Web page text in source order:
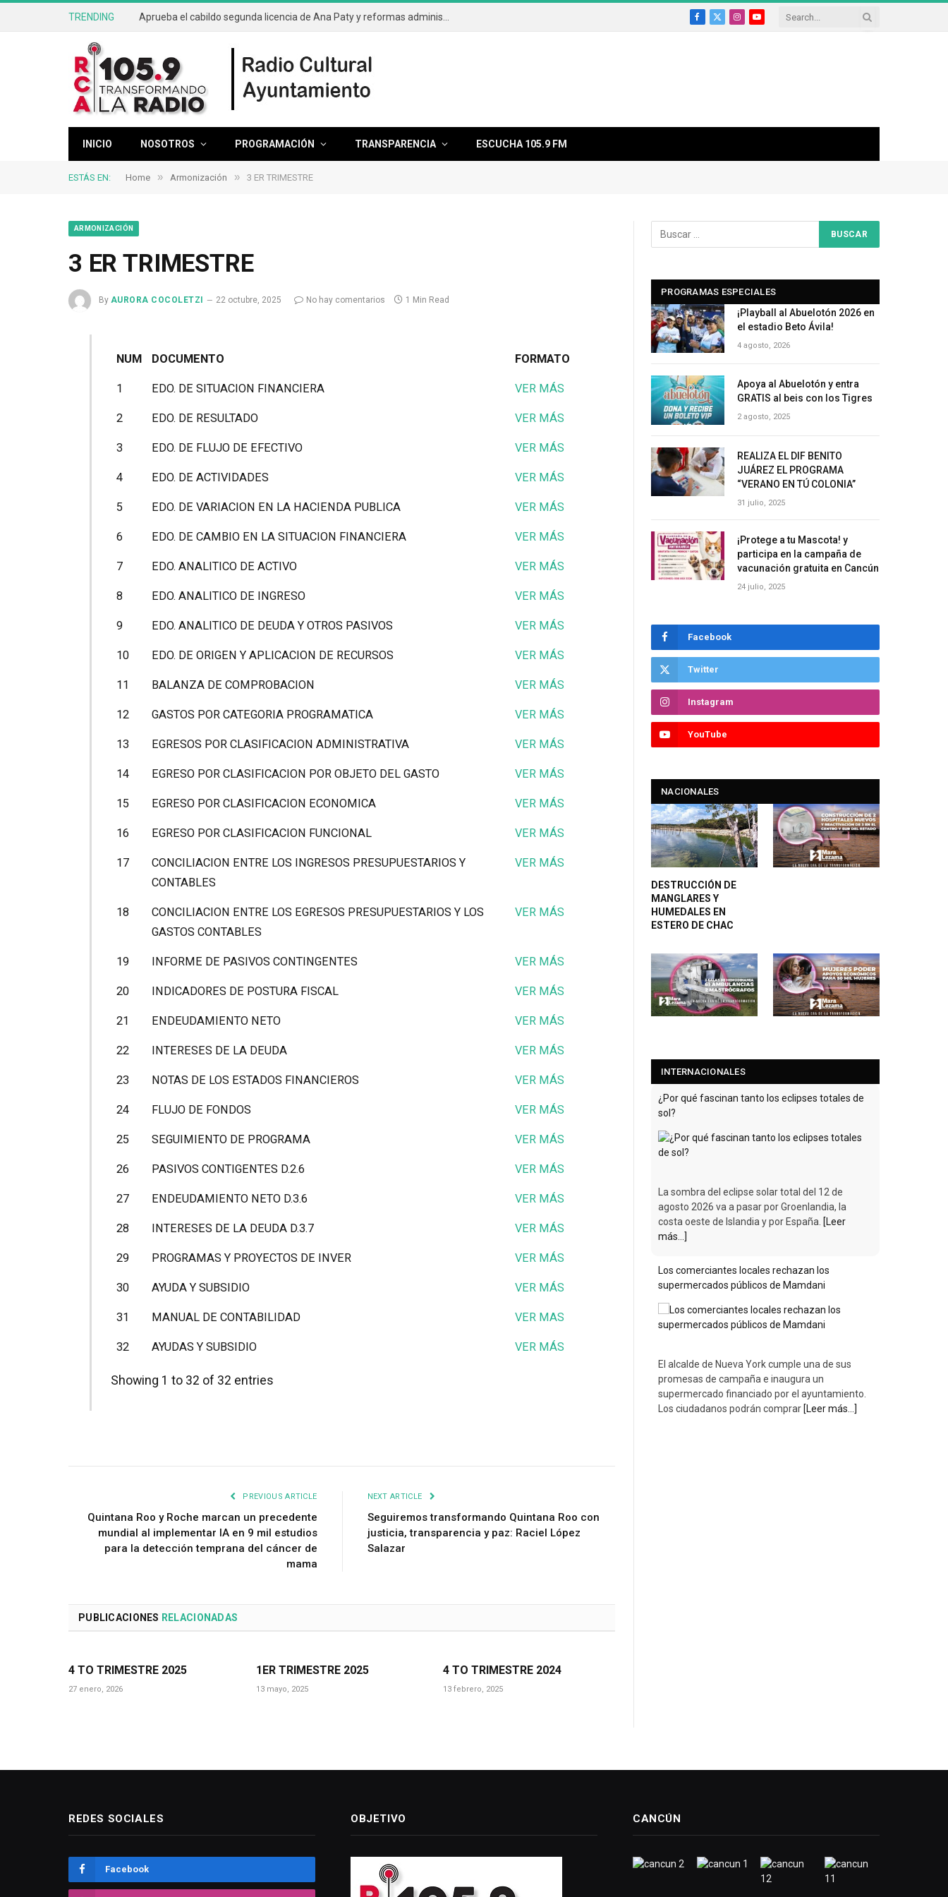
TRENDING
Facebook
X
InstagramYouTube
INICIO NOSOTROS PROGRAMACIÓN TRANSPARENCIA ESCUCHA 105.9 FM
ESTÁS EN: Home » Armonización » 3 ER TRIMESTRE
ARMONIZACIÓN
3 ER TRIMESTRE
By AURORA COCOLETZI 22 octubre, 2025 No hay comentarios 1 Min Read
NUM DOCUMENTO FORMATO
1 EDO. DE SITUACION FINANCIERA VER MÁS
2 EDO. DE RESULTADO VER MÁS
3 EDO. DE FLUJO DE EFECTIVO VER MÁS
4 EDO. DE ACTIVIDADES VER MÁS
5 EDO. DE VARIACION EN LA HACIENDA PUBLICA VER MÁS
6 EDO. DE CAMBIO EN LA SITUACION FINANCIERA VER MÁS
7 EDO. ANALITICO DE ACTIVO VER MÁS
8 EDO. ANALITICO DE INGRESO VER MÁS
9 EDO. ANALITICO DE DEUDA Y OTROS PASIVOS VER MÁS
10 EDO. DE ORIGEN Y APLICACION DE RECURSOS VER MÁS
11 BALANZA DE COMPROBACION VER MÁS
12 GASTOS POR CATEGORIA PROGRAMATICA VER MÁS
13 EGRESOS POR CLASIFICACION ADMINISTRATIVA VER MÁS
14 EGRESO POR CLASIFICACION POR OBJETO DEL GASTO VER MÁS
15 EGRESO POR CLASIFICACION ECONOMICA VER MÁS
16 EGRESO POR CLASIFICACION FUNCIONAL VER MÁS
17
CONCILIACION ENTRE LOS INGRESOS PRESUPUESTARIOS Y
CONTABLES
VER MÁS
18
CONCILIACION ENTRE LOS EGRESOS PRESUPUESTARIOS Y LOS
GASTOS CONTABLES
VER MÁS
19 INFORME DE PASIVOS CONTINGENTES VER MÁS
20 INDICADORES DE POSTURA FISCAL VER MÁS
21 ENDEUDAMIENTO NETO VER MÁS
22 INTERESES DE LA DEUDA VER MÁS
23 NOTAS DE LOS ESTADOS FINANCIEROS VER MÁS
24 FLUJO DE FONDOS VER MÁS
25 SEGUIMIENTO DE PROGRAMA VER MÁS
26 PASIVOS CONTIGENTES D.2.6 VER MÁS
27 ENDEUDAMIENTO NETO D.3.6 VER MÁS
28 INTERESES DE LA DEUDA D.3.7 VER MÁS
29 PROGRAMAS Y PROYECTOS DE INVER VER MÁS
30 AYUDA Y SUBSIDIO VER MÁS
31 MANUAL DE CONTABILIDAD VER MAS
32 AYUDAS Y SUBSIDIO VER MÁS
Showing 1 to 32 of 32 entries
PREVIOUS ARTICLE
Quintana Roo y Roche marcan un precedente
mundial al implementar IA en 9 mil estudios
para la detección temprana del cáncer de
mama
NEXT ARTICLE
Seguiremos transformando Quintana Roo con
justicia, transparencia y paz: Raciel López
Salazar
PUBLICACIONES RELACIONADAS
4 TO TRIMESTRE 2025
27 enero, 2026
1ER TRIMESTRE 2025
13 mayo, 2025
4 TO TRIMESTRE 2024
13 febrero, 2025
PROGRAMAS ESPECIALES
¡Playball al Abuelotón 2026 en
el estadio Beto Ávila!
4 agosto, 2026
Apoya al Abuelotón y entra
GRATIS al beis con los Tigres
2 agosto, 2025
REALIZA EL DIF BENITO
JUÁREZ EL PROGRAMA
“VERANO EN TÚ COLONIA”
31 julio, 2025
¡Protege a tu Mascota! y
participa en la campaña de
vacunación gratuita en Cancún
24 julio, 2025
Facebook
Twitter
Instagram
YouTube
NACIONALES
DESTRUCCIÓN DE
MANGLARES Y
HUMEDALES EN
ESTERO DE CHAC
INTERNACIONALES
¿Por qué fascinan tanto los eclipses totales de
sol?
La sombra del eclipse solar total del 12 de
agosto 2026 va a pasar por Groenlandia, la
costa oeste de Islandia y por España. [Leer
más...]
Los comerciantes locales rechazan los
supermercados públicos de Mamdani
El alcalde de Nueva York cumple una de sus
promesas de campaña e inaugura un
supermercado financiado por el ayuntamiento.
Los ciudadanos podrán comprar [Leer más...]
REDES SOCIALES
Facebook
OBJETIVO CANCÚN